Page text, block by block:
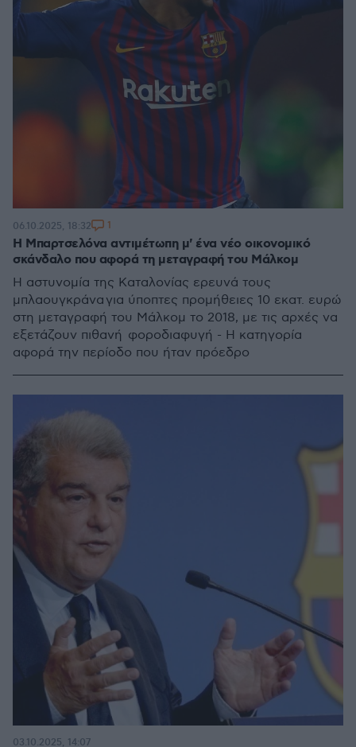
Η Μπαρτσελόνα αντιμέτωπη μ' ένα νέο οικονομικό
σκάνδαλο που αφορά τη μεταγραφή του Μάλκομ
Η αστυνομία της Καταλονίας ερευνά τους
μπλαουγκράνα για ύποπτες προμήθειες 10 εκατ. ευρώ
στη μεταγραφή του Μάλκομ το 2018, με τις αρχές να
εξετάζουν πιθανή φοροδιαφυγή - Η κατηγορία
αφορά την περίοδο που ήταν πρόεδρο
06.10.2025, 18:32 1
03.10.2025, 14:07